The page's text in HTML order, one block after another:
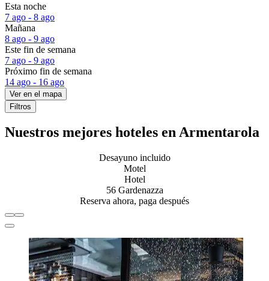
Esta noche
7 ago - 8 ago
Mañana
8 ago - 9 ago
Este fin de semana
7 ago - 9 ago
Próximo fin de semana
14 ago - 16 ago
Ver en el mapa
Filtros
Nuestros mejores hoteles en Armentarola
Desayuno incluido
Motel
Hotel
56 Gardenazza
Reserva ahora, paga después